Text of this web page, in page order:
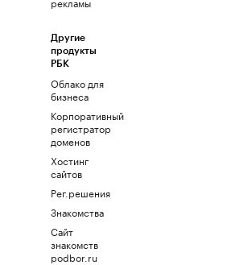
Другие
продукты
РБК
Облако для
бизнеса
Корпоративный
регистратор
доменов
Хостинг
сайтов
Рег.решения
Знакомства
Сайт
знакомств
podbor.ru